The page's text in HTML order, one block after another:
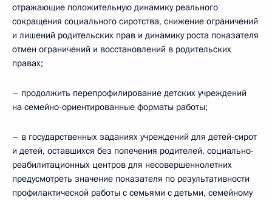
отражающие положительную динамику реального
сокращения социального сиротства, снижение ограничений
и лишений родительских прав и динамику роста показателя
отмен ограничений и восстановлений в родительских
правах;
– продолжить перепрофилирование детских учреждений
на семейно-ориентированные форматы работы;
– в государственных заданиях учреждений для детей-сирот
и детей, оставшихся без попечения родителей, социально-
реабилитационных центров для несовершеннолетних
предусмотреть значение показателя по результативности
профилактической работы с семьями с детьми, семейному